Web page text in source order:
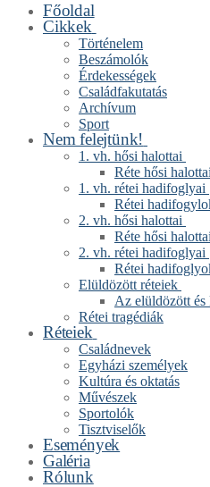
Főoldal
Cikkek
Történelem
Beszámolók
Érdekességek
Családfakutatás
Archívum
Sport
Nem felejtünk!
1. vh. hősi halottai
Réte hősi
1. vh. rétei hadifoglyai
Rétei
2. vh. hősi halottai
Réte hősi
2. vh. rétei hadifoglyai
Rétei
Elüldözött réteiek
Az elüldözött és
Rétei tragédiák
Réteiek
Családnevek
Egyházi személyek
Kultúra és oktatás
Művészek
Sportolók
Tisztviselők
Események
Galéria
Rólunk